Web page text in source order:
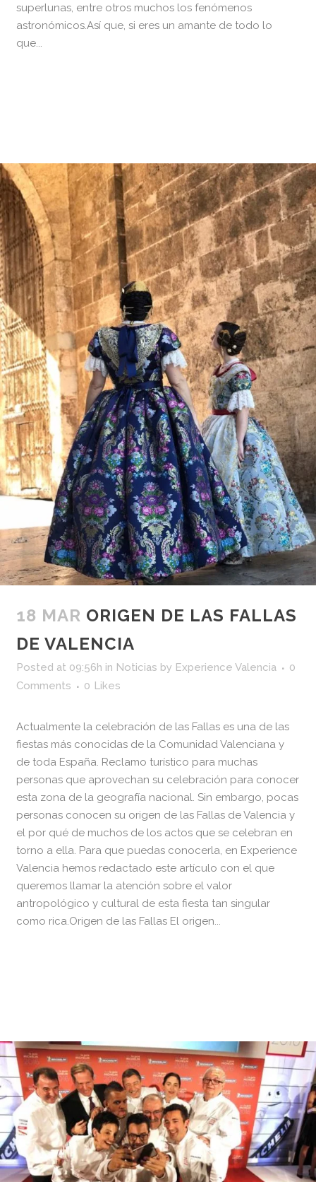
superlunas, entre otros muchos los fenómenos
astronómicos.Así que, si eres un amante de todo lo
que...
18 MAR ORIGEN DE LAS FALLAS
DE VALENCIA
Posted at 09:56h in Noticias by Experience Valencia
0
Comments
0 Likes
Actualmente la celebración de las Fallas es una de las
fiestas más conocidas de la Comunidad Valenciana y
de toda España. Reclamo turístico para muchas
personas que aprovechan su celebración para conocer
esta zona de la geografía nacional. Sin embargo, pocas
personas conocen su origen de las Fallas de Valencia y
el por qué de muchos de los actos que se celebran en
torno a ella. Para que puedas conocerla, en Experience
Valencia hemos redactado este artículo con el que
queremos llamar la atención sobre el valor
antropológico y cultural de esta fiesta tan singular
como rica.Origen de las Fallas El origen...